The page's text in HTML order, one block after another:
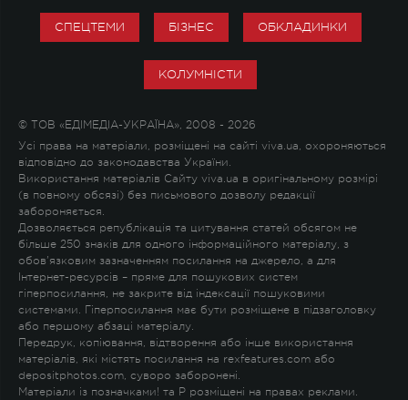
СПЕЦТЕМИ БІЗНЕС ОБКЛАДИНКИ
КОЛУМНІСТИ
© ТОВ «ЕДІМЕДІА-УКРАЇНА», 2008 - 2026
Усі права на матеріали, розміщені на сайті viva.ua, охороняються
відповідно до законодавства України.
Використання матеріалів Сайту viva.ua в оригінальному розмірі
(в повному обсязі) без письмового дозволу редакції
забороняється.
Дозволяється републікація та цитування статей обсягом не
більше 250 знаків для одного інформаційного матеріалу, з
обов'язковим зазначенням посилання на джерело, а для
Інтернет-ресурсів – пряме для пошукових систем
гіперпосилання, не закрите від індексації пошуковими
системами. Гіперпосилання має бути розміщене в підзаголовку
або першому абзаці матеріалу.
Передрук, копіювання, відтворення або інше використання
матеріалів, які містять посилання на rexfeatures.com або
depositphotos.com, суворо заборонені.
Матеріали із позначками! та P розміщені на правах реклами.